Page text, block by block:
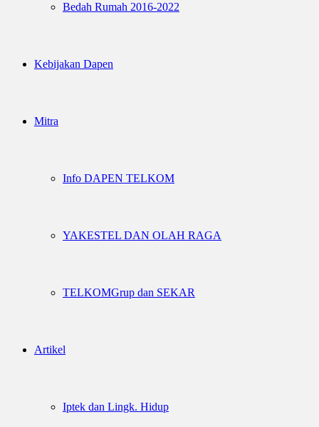
Bedah Rumah 2016-2022
Kebijakan Dapen
Mitra
Info DAPEN TELKOM
YAKESTEL DAN OLAH RAGA
TELKOMGrup dan SEKAR
Artikel
Iptek dan Lingk. Hidup